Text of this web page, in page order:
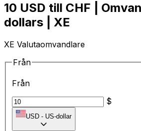
10 USD till CHF |
dollars | XE
XE Valutaomvandlare
Från
Från
$
USD - US-dollar